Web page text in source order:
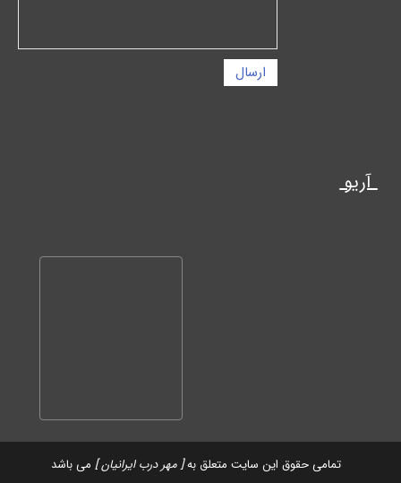
ارسال
تمامی حقوق این سایت متعلق به[ مهر درب ایرانیان ] می باشد
آریو